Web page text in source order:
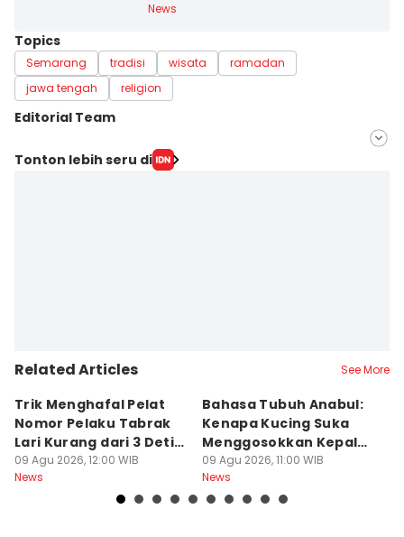
News
Topics
Semarang tradisi wisata
ramadan
jawa tengah
religion
Editorial Team
Editor
Tonton lebih seru di
Related Articles See More
Trik Menghafal Pelat
Nomor Pelaku Tabrak
Lari Kurang dari 3 Detik
di Tengah Kepanikan
09 Agu 2026, 12:00 WIB
News
Bahasa Tubuh Anabul:
Kenapa Kucing Suka
Menggosokkan Kepala
ke Kaki Kita?
09 Agu 2026, 11:00 WIB
News